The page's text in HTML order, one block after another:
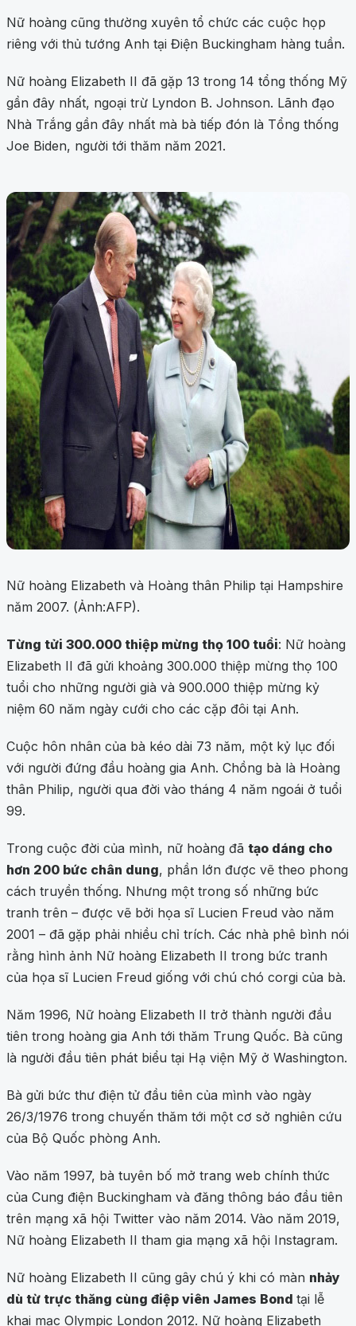
Nữ hoàng cũng thường xuyên tổ chức các cuộc họp
riêng với thủ tướng Anh tại Điện Buckingham hàng tuần.
Nữ hoàng Elizabeth II đã gặp 13 trong 14 tổng thống Mỹ
gần đây nhất, ngoại trừ Lyndon B. Johnson. Lãnh đạo
Nhà Trắng gần đây nhất mà bà tiếp đón là Tổng thống
Joe Biden, người tới thăm năm 2021.
Nữ hoàng Elizabeth và Hoàng thân Philip tại Hampshire
năm 2007. (Ảnh:AFP).
Từng tửi 300.000 thiệp mừng thọ 100 tuổi: Nữ hoàng
Elizabeth II đã gửi khoảng 300.000 thiệp mừng thọ 100
tuổi cho những người già và 900.000 thiệp mừng kỷ
niệm 60 năm ngày cưới cho các cặp đôi tại Anh.
Cuộc hôn nhân của bà kéo dài 73 năm, một kỷ lục đối
với người đứng đầu hoàng gia Anh. Chồng bà là Hoàng
thân Philip, người qua đời vào tháng 4 năm ngoái ở tuổi
99.
Trong cuộc đời của mình, nữ hoàng đã tạo dáng cho
hơn 200 bức chân dung, phần lớn được vẽ theo phong
cách truyền thống. Nhưng một trong số những bức
tranh trên – được vẽ bởi họa sĩ Lucien Freud vào năm
2001 – đã gặp phải nhiều chỉ trích. Các nhà phê bình nói
rằng hình ảnh Nữ hoàng Elizabeth II trong bức tranh
của họa sĩ Lucien Freud giống với chú chó corgi của bà.
Năm 1996, Nữ hoàng Elizabeth II trở thành người đầu
tiên trong hoàng gia Anh tới thăm Trung Quốc. Bà cũng
là người đầu tiên phát biểu tại Hạ viện Mỹ ở Washington.
Bà gửi bức thư điện tử đầu tiên của mình vào ngày
26/3/1976 trong chuyến thăm tới một cơ sở nghiên cứu
của Bộ Quốc phòng Anh.
Vào năm 1997, bà tuyên bố mở trang web chính thức
của Cung điện Buckingham và đăng thông báo đầu tiên
trên mạng xã hội Twitter vào năm 2014. Vào năm 2019,
Nữ hoàng Elizabeth II tham gia mạng xã hội Instagram.
Nữ hoàng Elizabeth II cũng gây chú ý khi có màn nhảy
dù từ trực thăng cùng điệp viên James Bond tại lễ
khai mạc Olympic London 2012. Nữ hoàng Elizabeth